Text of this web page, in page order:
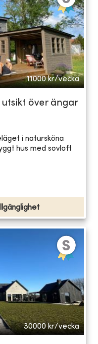
11000 kr/vecka
över ängar
i natursköna
hus med sovloft
30000 kr/vecka